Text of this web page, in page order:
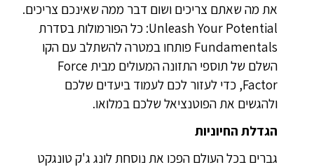
את מה שאתם צריכים ושום דבר ממה שאינכם צריכים.
Unleash Your Potential: כל הפורמולות בסדרת
Fundamentals פותחו במטרה להשתלב עם הקו
השלם של תוספי התזונה המעולים מבית Force
Factor, כדי לעזור לכם לעמוד ביעדים שלכם
ולהגשים את הפוטנציאל שלכם במלואו.
הגדלת החיוניות
גברים בכל העולם הפכו את נוסחת לונג ג'ק טונגקט